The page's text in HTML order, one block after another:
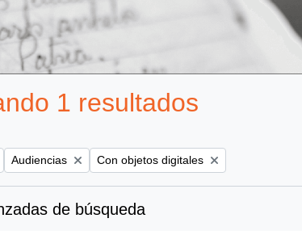
1 resultados
Remove filter:
Audiencias Remove filter:
Con objetos digitales
de búsqueda